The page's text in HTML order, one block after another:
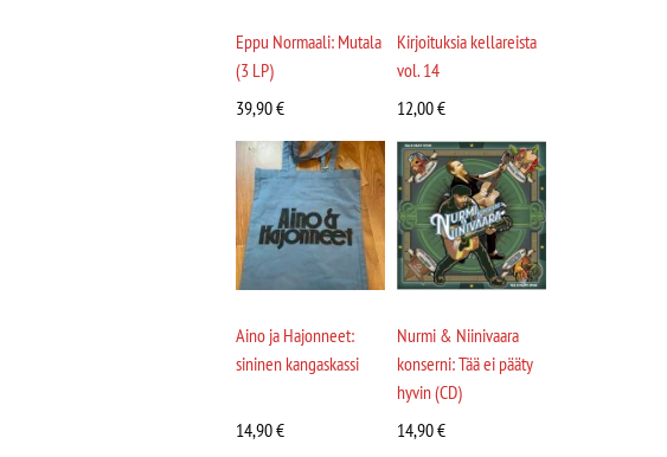
Eppu Normaali: Mutala
(3 LP)
39,90€
Kirjoituksia kellareista
vol. 14
12,00€
Aino ja Hajonneet:
sininen kangaskassi
14,90€
Nurmi & Niinivaara
konserni: Tää ei pääty
hyvin (CD)
14,90€